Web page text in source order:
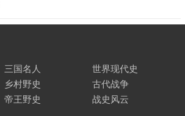
三国名人
世界现代史
乡村野史
古代战争
帝王野史 战史风云